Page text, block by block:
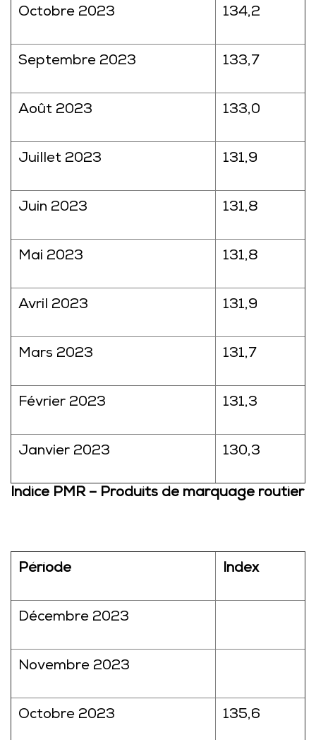
Octobre 2023 134,2
Septembre 2023 133,7
Août 2023 133,0
Juillet 2023 131,9
Juin 2023 131,8
Mai 2023 131,8
Avril 2023 131,9
Mars 2023 131,7
Février 2023 131,3
Janvier 2023 130,3
Indice PMR – Produits de marquage routier
Période Index
Décembre 2023
Novembre 2023
Octobre 2023 135,6